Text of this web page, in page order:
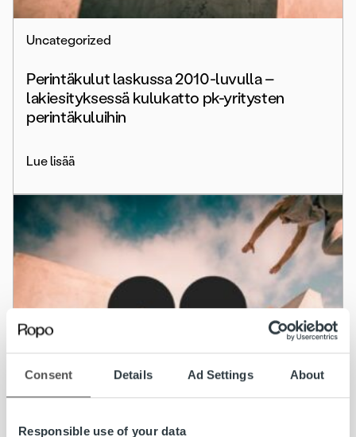
Consent Details Ad Settings About
Responsible use of your data
Uncategorized
Perintäkulut laskussa 2010-luvulla –
lakiesityksessä kulukatto pk-yritysten
perintäkuluihin
Lue lisää